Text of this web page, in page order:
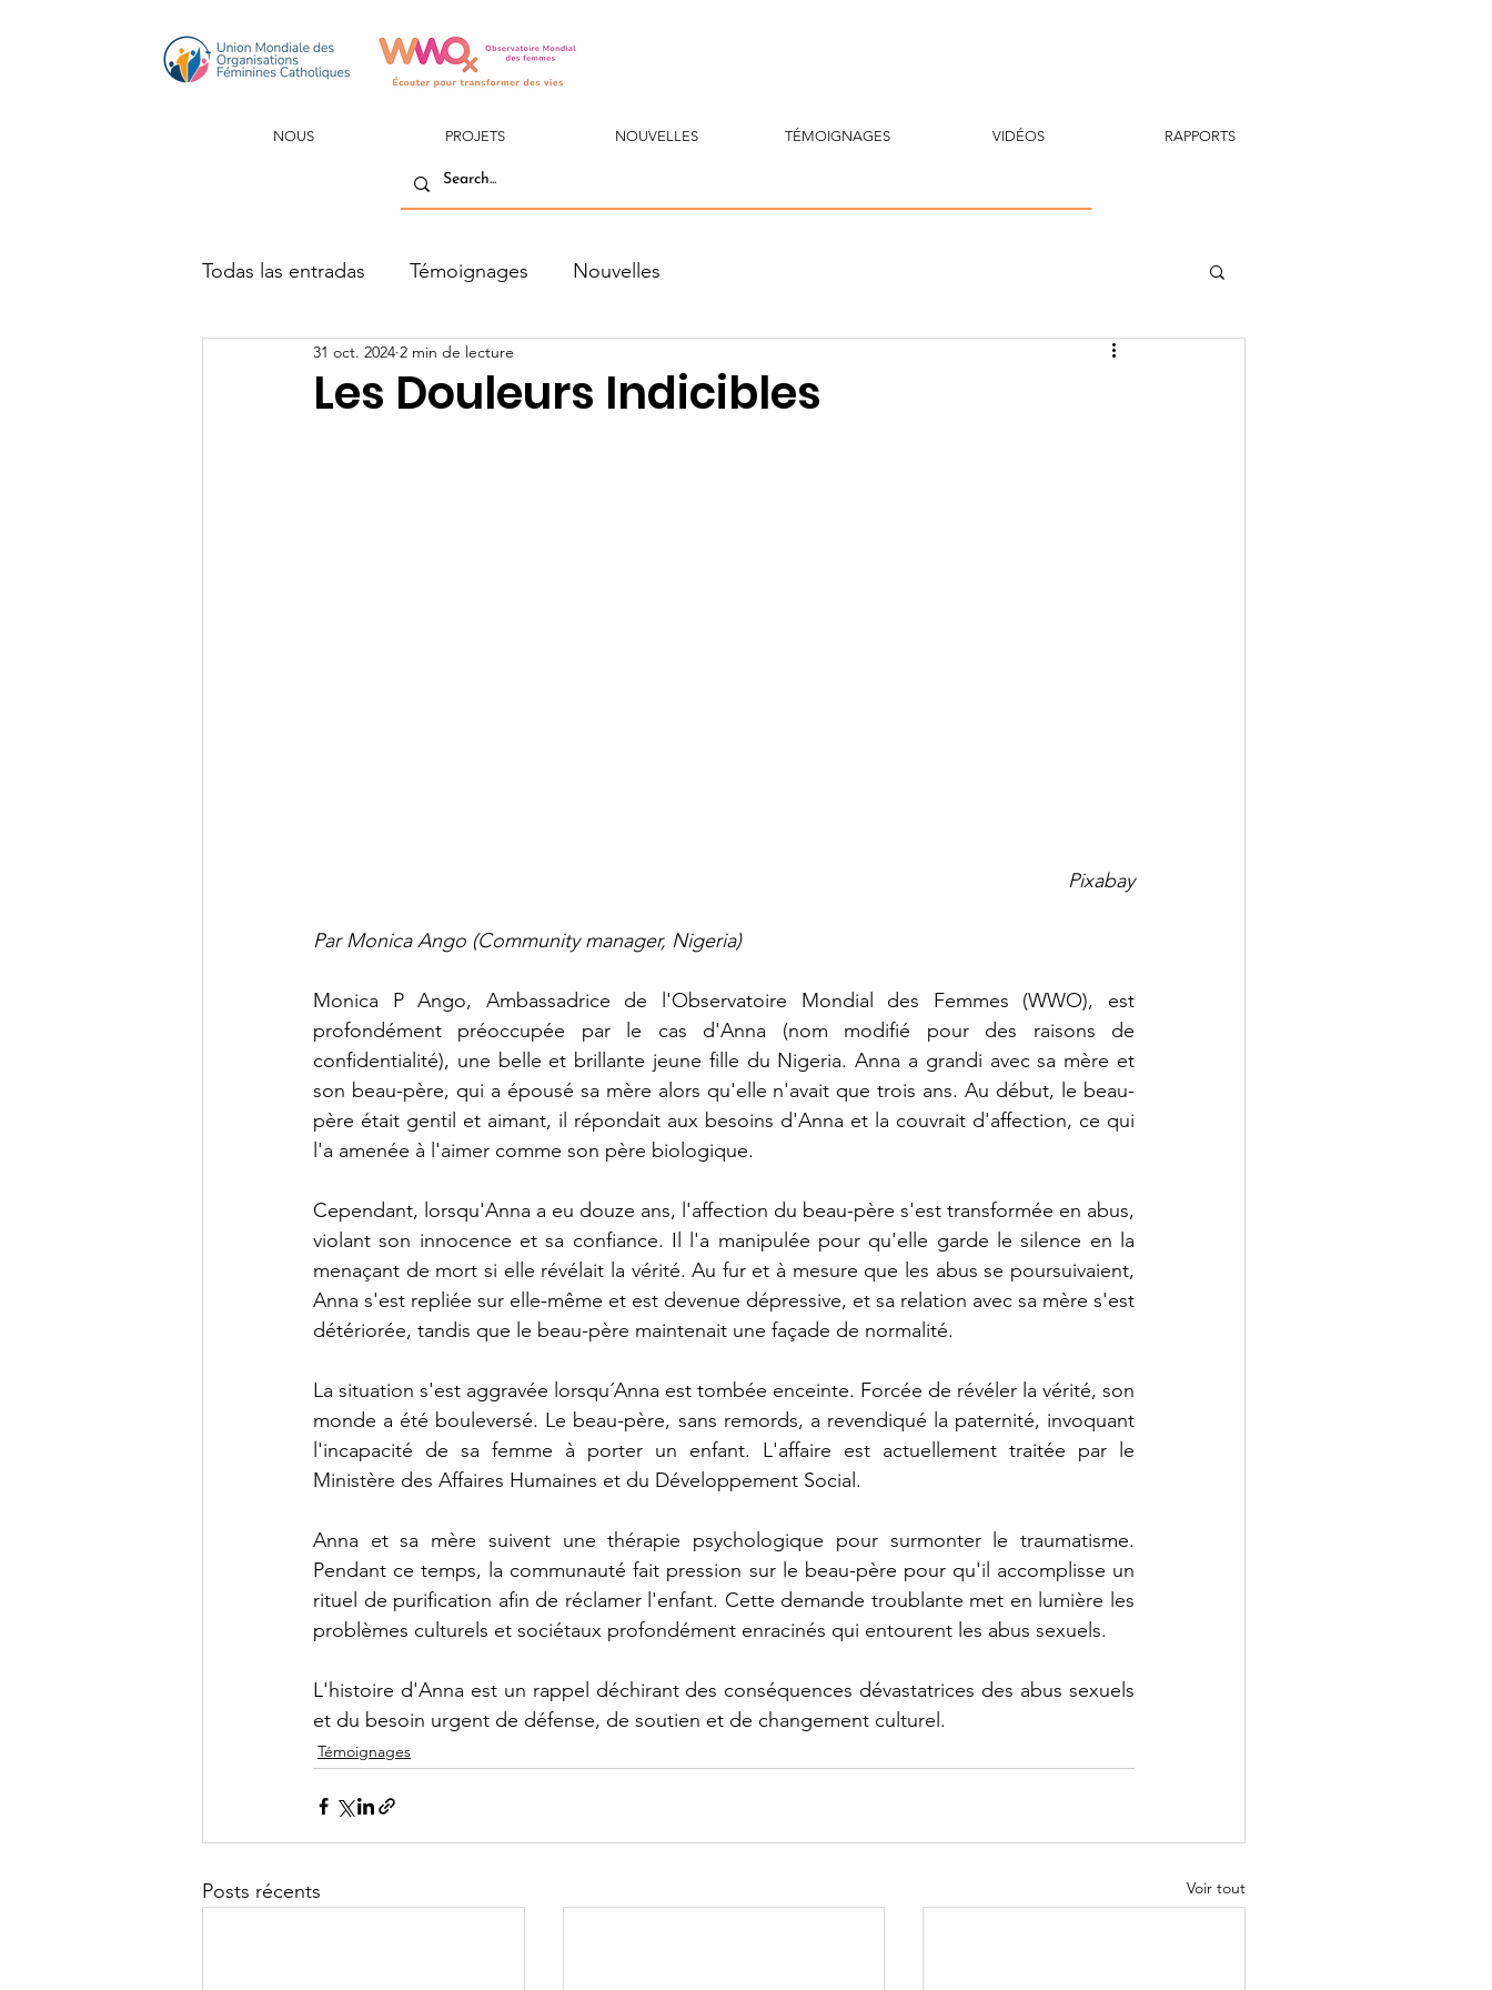
NOUS PROJETS NOUVELLES TÉMOIGNAGES VIDÉOS RAPPORTS
Todas las entradas Témoignages Nouvelles
Les Douleurs Indicibles
31 oct. 2024 2 min de lecture
Pixabay
Par Monica Ango (Community manager, Nigeria)
Monica P Ango, Ambassadrice de l'Observatoire Mondial des Femmes (WWO), est
profondément préoccupée par le cas d'Anna (nom modifié pour des raisons de
confidentialité), une belle et brillante jeune fille du Nigeria. Anna a grandi avec sa mère et
son beau-père, qui a épousé sa mère alors qu'elle n'avait que trois ans. Au début, le beau-
père était gentil et aimant, il répondait aux besoins d'Anna et la couvrait d'affection, ce qui
l'a amenée à l'aimer comme son père biologique.
Cependant, lorsqu'Anna a eu douze ans, l'affection du beau-père s'est transformée en abus,
violant son innocence et sa confiance. Il l'a manipulée pour qu'elle garde le silence en la
menaçant de mort si elle révélait la vérité. Au fur et à mesure que les abus se poursuivaient,
Anna s'est repliée sur elle-même et est devenue dépressive, et sa relation avec sa mère s'est
détériorée, tandis que le beau-père maintenait une façade de normalité.
La situation s'est aggravée lorsqu´Anna est tombée enceinte. Forcée de révéler la vérité, son
monde a été bouleversé. Le beau-père, sans remords, a revendiqué la paternité, invoquant
l'incapacité de sa femme à porter un enfant. L'affaire est actuellement traitée par le
Ministère des Affaires Humaines et du Développement Social.
Anna et sa mère suivent une thérapie psychologique pour surmonter le traumatisme.
Pendant ce temps, la communauté fait pression sur le beau-père pour qu'il accomplisse un
rituel de purification afin de réclamer l'enfant. Cette demande troublante met en lumière les
problèmes culturels et sociétaux profondément enracinés qui entourent les abus sexuels.
L'histoire d'Anna est un rappel déchirant des conséquences dévastatrices des abus sexuels
et du besoin urgent de défense, de soutien et de changement culturel.
Témoignages
Posts récents Voir tout